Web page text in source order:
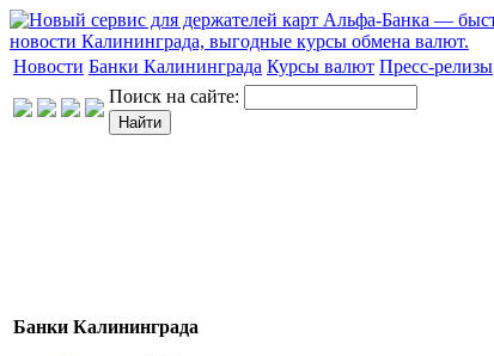
Новости Банки Калининграда Курсы валют Пресс-релизы
Поиск на сайте:
Банки Калининграда